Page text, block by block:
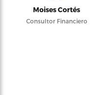
Moises Cortés
Consultor Financiero